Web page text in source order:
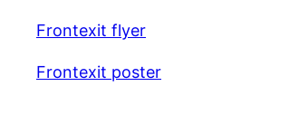
Frontexit flyer
Frontexit poster